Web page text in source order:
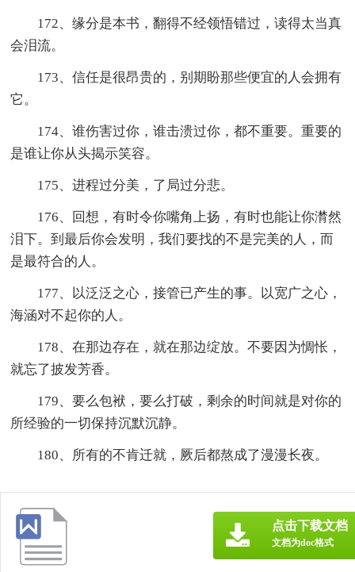
172、缘分是本书，翻得不经领悟错过，读得太当真
会泪流。
173、信任是很昂贵的，别期盼那些便宜的人会拥有
它。
174、谁伤害过你，谁击溃过你，都不重要。重要的
是谁让你从头揭示笑容。
175、进程过分美，了局过分悲。
176、回想，有时令你嘴角上扬，有时也能让你潸然
泪下。到最后你会发明，我们要找的不是完美的人，而
是最符合的人。
177、以泛泛之心，接管已产生的事。以宽广之心，
海涵对不起你的人。
178、在那边存在，就在那边绽放。不要因为惆怅，
就忘了披发芳香。
179、要么包袱，要么打破，剩余的时间就是对你的
所经验的一切保持沉默沉静。
180、所有的不肯迁就，厥后都熬成了漫漫长夜。
点击下载文档
文档为doc格式